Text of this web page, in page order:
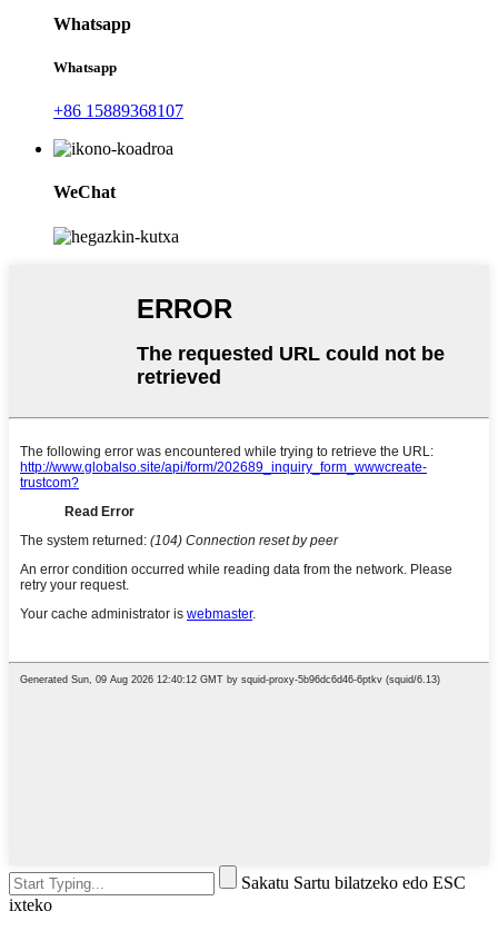
Whatsapp
Whatsapp
+86 15889368107
WeChat
Sakatu Sartu bilatzeko edo ESC
ixteko